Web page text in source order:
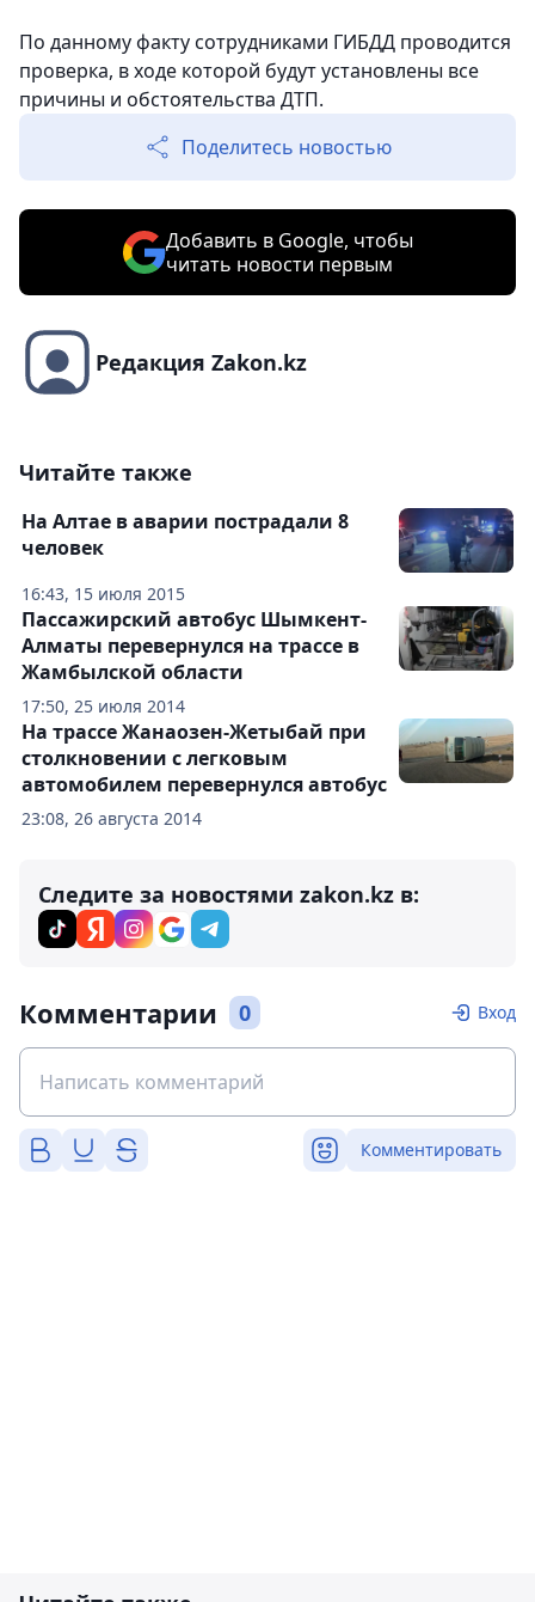
По данному факту сотрудниками ГИБДД проводится
проверка, в ходе которой будут установлены все
причины и обстоятельства ДТП.
Поделитесь новостью
Добавить в Google, чтобы
читать новости первым
Редакция Zakon.kz
Читайте также
16:43, 15 июля 2015
На Алтае в аварии пострадали 8
человек
17:50, 25 июля 2014
Пассажирский автобус Шымкент-
Алматы перевернулся на трассе в
Жамбылской области
23:08, 26 августа 2014
На трассе Жанаозен-Жетыбай при
столкновении с легковым
автомобилем перевернулся автобус
Следите за новостями zakon.kz в:
Комментарии 0 Вход
Комментировать